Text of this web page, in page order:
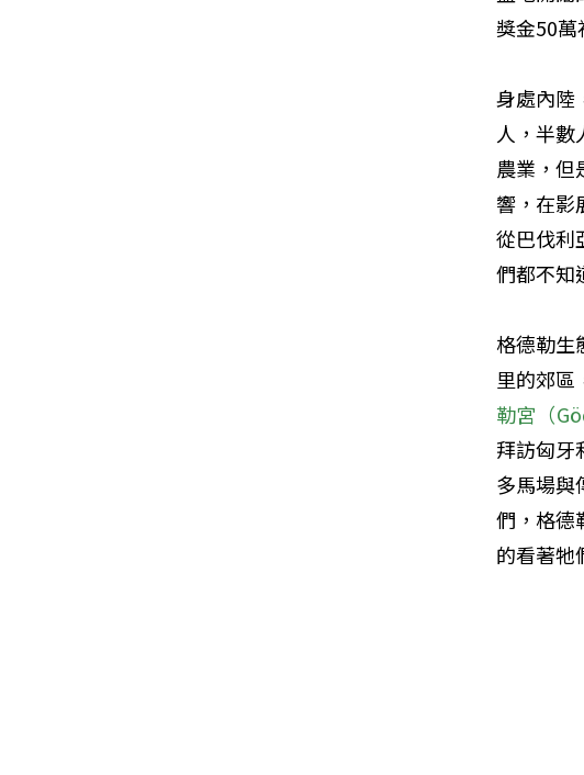
獎金50萬
身處內陸
人，半
農業，但
響，在影
從巴伐利
們都不知
格德勒生
里的郊區
勒宮（
拜訪匈牙
多馬場與
們，格德
的看著牠